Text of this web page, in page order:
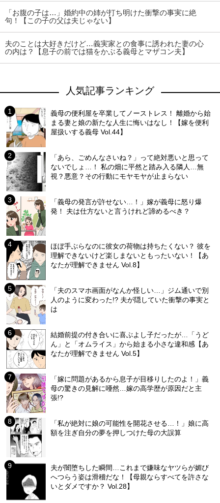
「お腹の子は…」婚約中の姉が打ち明けた衝撃の事実に絶
句！【この子の父は夫じゃない】
夫のことは大好きだけど…義実家との食事に誘われた妻の心
の内は？【息子の前では猫をかぶる義母とマザコン夫】
人気記事ランキング
義母の便利屋を卒業してノーストレス！ 離婚から始
まる妻と娘の新たな人生に悔いはなし！【嫁を便利
屋扱いする義母 Vol.44】
「あら、ごめんなさいね？」って絶対悪いと思って
ないでしょ…！ 私の畑に平然と踏み入る隣人…無
視？悪意？その行動にモヤモヤが止まらない
「義母の発言が許せない…！」嫁が義母に怒り爆
発！ 夫は仕方ないと言うけれど諦めるべき？
ほぼ手ぶらなのに彼女の荷物は持ちたくない？ 彼を
理解できないけど楽しまないともったいない！【あ
なたが理解できません Vol.8】
「夫のスマホ画面がなんか怪しい…」ジム通いで別
人のように変わった!? 夫が隠していた衝撃の事実と
は
結婚前提の付き合いに喜ぶよし子だったが…「うど
ん」と「オムライス」から始まる小さな違和感【あ
なたが理解できません Vol.5】
「嫁に問題があるから息子が目移りしたのよ！」義
母の驚きの見解に唖然…嫁の高学歴が原因だと主
張!?
「私が絶対に娘の可能性を開花させる…！」娘に高
額を注ぎ自分の夢を押しつけた母の大誤算
夫が闇堕ちした瞬間…これまで嫌味なヤツらが媚び
へつらう姿は滑稽だな！【母親ならすべてを許さな
いとダメですか？ Vol.28】